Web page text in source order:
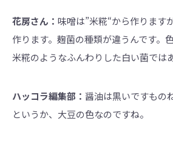
花房さん： 味噌は”米糀“から作ります
作ります。麹菌の種類が違うんです。
米糀のようなふんわりした白い菌では
ハッコラ編集部： 醤油は黒いですもの
というか、大豆の色なのですね。